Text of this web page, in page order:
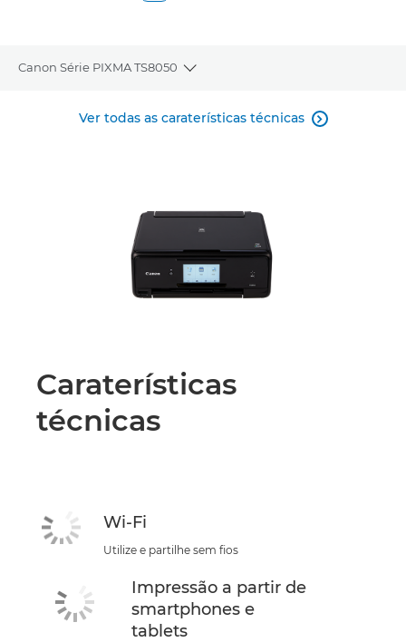
Canon Série PIXMA TS8050
Toggle breadcrumbs
Descrição geral
COMPRAR TINTEIROS
Ver todas as caraterísticas técnicas 
Caraterísticas
técnicas
Wi-Fi
Utilize e partilhe sem fios
Impressão a partir de
smartphones e
tablets